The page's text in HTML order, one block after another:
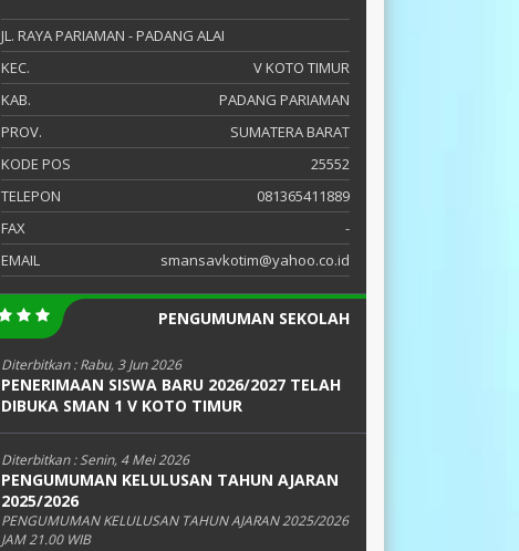
JL. RAYA PARIAMAN - PADANG ALAI
KEC.
V KOTO TIMUR
KAB.
PADANG PARIAMAN
PROV.
SUMATERA BARAT
KODE POS
25552
TELEPON
081365411889
FAX
-
EMAIL
smansavkotim@yahoo.co.id
PENGUMUMAN SEKOLAH
Diterbitkan :Rabu, 3 Jun 2026
PENERIMAAN SISWA BARU 2026/2027 TELAH
DIBUKA SMAN 1 V KOTO TIMUR
Diterbitkan :Senin, 4 Mei 2026
PENGUMUMAN KELULUSAN TAHUN AJARAN
2025/2026
PENGUMUMAN KELULUSAN TAHUN AJARAN 2025/2026
JAM 21.00 WIB